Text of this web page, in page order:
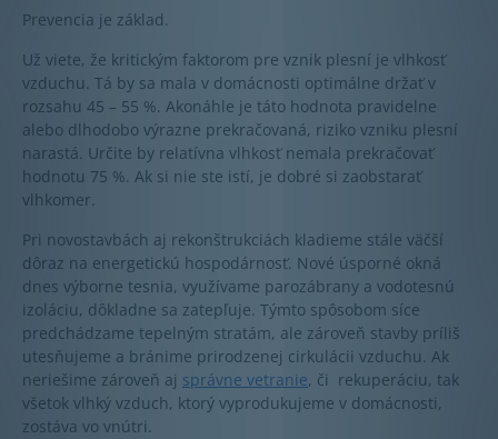
Prevencia je základ.
Už viete, že kritickým faktorom pre vznik plesní je vlhkosť
vzduchu. Tá by sa mala v domácnosti optimálne držať v
rozsahu 45 – 55 %. Akonáhle je táto hodnota pravidelne
alebo dlhodobo výrazne prekračovaná, riziko vzniku plesní
narastá. Určite by relatívna vlhkosť nemala prekračovať
hodnotu 75 %. Ak si nie ste istí, je dobré si zaobstarať
vlhkomer.
Pri novostavbách aj rekonštrukciách kladieme stále väčší
dôraz na energetickú hospodárnosť. Nové úsporné okná
dnes výborne tesnia, využívame parozábrany a vodotesnú
izoláciu, dôkladne sa zatepľuje. Týmto spôsobom síce
predchádzame tepelným stratám, ale zároveň stavby príliš
utesňujeme a bránime prirodzenej cirkulácii vzduchu. Ak
neriešime zároveň aj správne vetranie, či rekuperáciu, tak
všetok vlhký vzduch, ktorý vyprodukujeme v domácnosti,
zostáva vo vnútri.